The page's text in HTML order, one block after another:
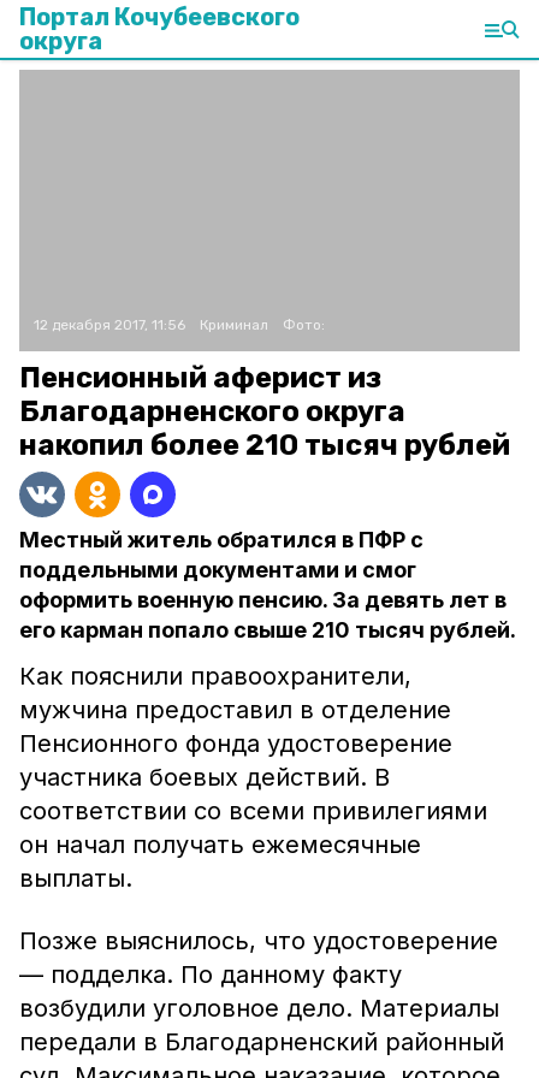
Портал Кочубеевского
округа
12 декабря 2017, 11:56 Криминал Фото:
Пенсионный аферист из
Благодарненского округа
накопил более 210 тысяч рублей
Местный житель обратился в ПФР с
поддельными документами и смог
оформить военную пенсию. За девять лет в
его карман попало свыше 210 тысяч рублей.
Как пояснили правоохранители,
мужчина предоставил в отделение
Пенсионного фонда удостоверение
участника боевых действий. В
соответствии со всеми привилегиями
он начал получать ежемесячные
выплаты.
Позже выяснилось, что удостоверение
— подделка. По данному факту
возбудили уголовное дело. Материалы
передали в Благодарненский районный